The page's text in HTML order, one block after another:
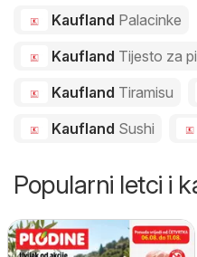
Kaufland Palacinke
Kaufland Tijesto za
Kaufland Tiramisu
Kaufland Sushi
Popularni letci i